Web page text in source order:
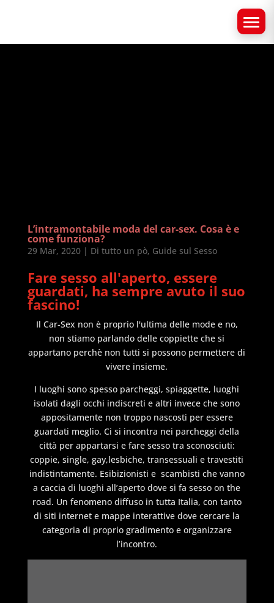
L’intramontabile moda del car-sex. Cosa è e
come funziona?
29 Mar, 2020| Di tutto un pò, Guide sul Sesso
Fare sesso all'aperto, essere
guardati, ha sempre avuto il suo
fascino!
Il Car-Sex non è proprio l'ultima delle mode e no,
non stiamo parlando delle coppiette che si
appartano perchè non tutti si possono permettere di
vivere insieme.
I luoghi sono spesso parcheggi, spiaggette, luoghi
isolati dagli occhi indiscreti e altri invece che sono
appositamente non troppo nascosti per essere
guardati meglio. Ci si incontra nei parcheggi della
città per appartarsi e fare sesso tra sconosciuti:
coppie, single, gay,lesbiche, transessuali e travestiti
indistintamente. Esibizionisti e scambisti che vanno
a caccia di luoghi all’aperto dove si fa sesso on the
road. Un fenomeno diffuso in tutta Italia, con tanto
di siti internet e mappe interattive dove cercare la
categoria di proprio gradimento e organizzare
l’incontro.